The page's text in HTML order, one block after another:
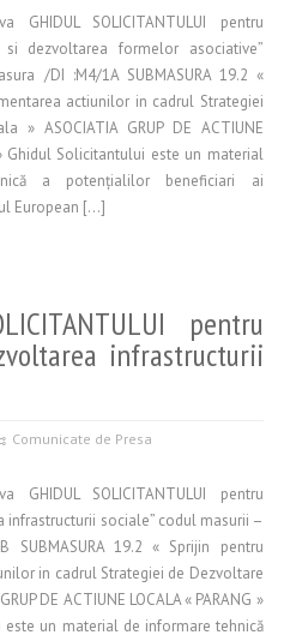
GHIDUL SOLICITANTULUI pentru
si dezvoltarea formelor asociative”
/DI :M4/1A SUBMASURA 19.2 «
actiunilor in cadrul Strategiei
» ASOCIATIA GRUP DE ACTIUNE
» Ghidul Solicitantului este un material
a potenţialilor beneficiari ai
European […]
pentru
infrastructurii
Comunicate de Presa
GHIDUL SOLICITANTULUI pentru
infrastructurii sociale” codul masurii –
SUBMASURA 19.2 « Sprijin pentru
in cadrul Strategiei de Dezvoltare
DE ACTIUNE LOCALA « PARANG »
un material de informare tehnică